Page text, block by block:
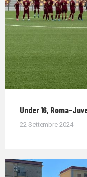
Under 16, Roma-
22 Settembre 2024